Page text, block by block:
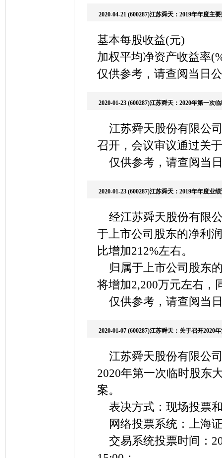
2020-04-21 (600287)江苏舜天：2019年年度主
基本每股收益(
加权平均净资产
仅供参考，请查阅当日
2020-01-23 (600287)江苏舜天：2020年第一次
江苏舜天股份有限公
召开，会议审议通过关
仅供参考，请查阅当
2020-01-23 (600287)江苏舜天：2019年年度业
经江苏舜天股份有限
于上市公司股东的净利
比增加212%左右。
归属于上市公司股东
将增加2,200万元左右，
仅供参考，请查阅当
2020-01-07 (600287)江苏舜天：关于召开2020
江苏舜天股份有限公
2020年第一次临时股东
案。
表决方式：现场投票
网络投票系统：上海
交易系统投票时间：